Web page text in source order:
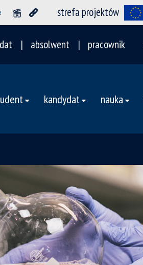
strefa projektów
absolwent pracownik
kandydat nauka